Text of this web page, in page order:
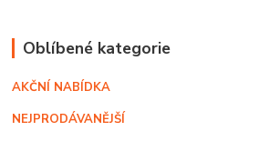
Oblíbené kategorie
AKČNÍ NABÍDKA
NEJPRODÁVANĚJŠÍ